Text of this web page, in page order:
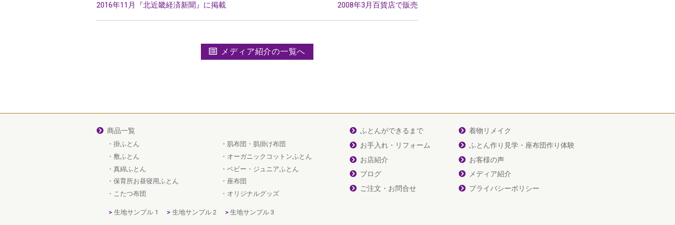
o
k
2016年11月『北近畿経済新聞』に掲載 2008年3月百貨店で販売
メディア紹介の一覧へ
商品一覧
掛ふとん
肌布団・肌掛け布団
敷ふとん
オーガニックコットンふとん
真綿ふとん
ベビー・ジュニアふとん
保育所お昼寝用ふとん
座布団
こたつ布団
オリジナルグッズ
ふとんができるまで
お手入れ・リフォーム
お店紹介
ブログ
ご注文・お問合せ
着物リメイク
ふとん作り見学・座布団作り体験
お客様の声
メディア紹介
プライバシーポリシー
生地サンプル 1 生地サンプル 2 生地サンプル 3